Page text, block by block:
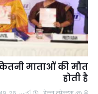
माताओं की मौत
होती है